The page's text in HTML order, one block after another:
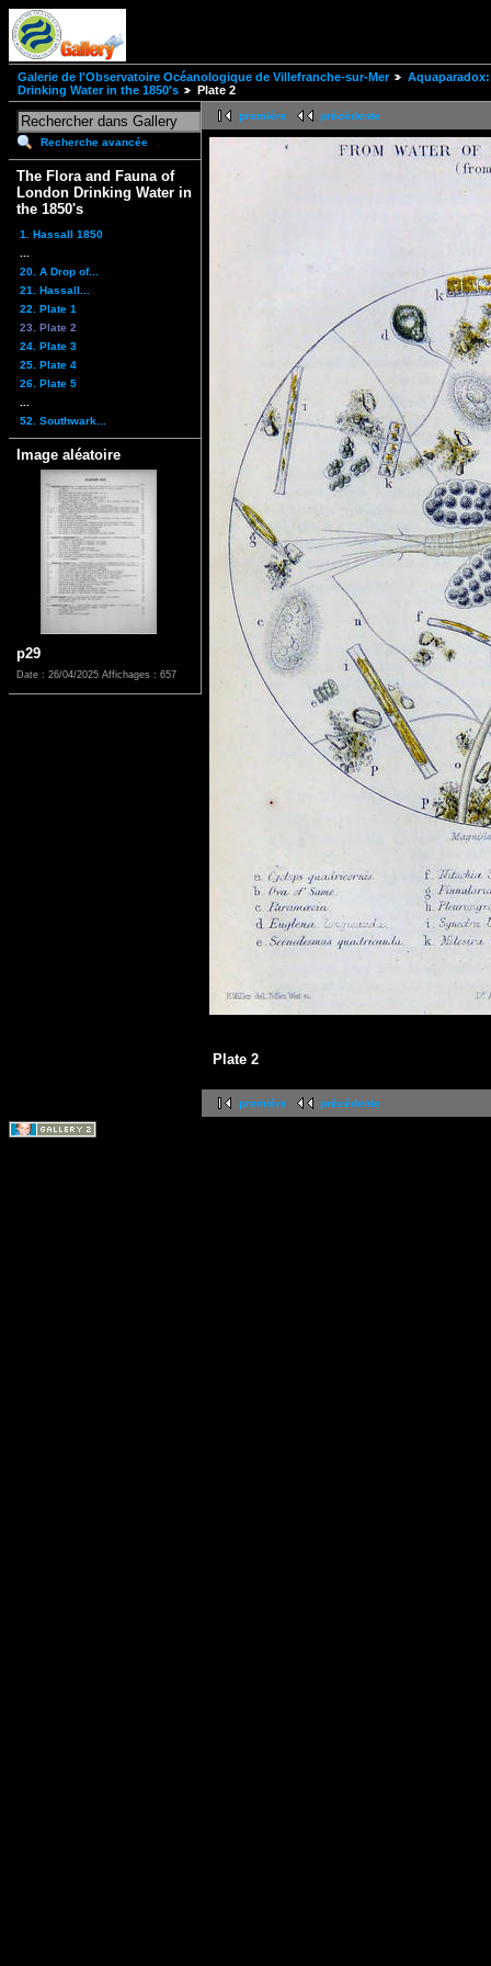
Galerie de l'Observatoire Océanologique de Villefranche-sur-Mer
Drinking Water in the 1850's
Plate 2
Recherche avancée
The Flora and Fauna of
London Drinking Water in
the 1850's
1. Hassall 1850
20. A Drop of...
21. Hassall...
22. Plate 1
23. Plate 2
24. Plate 3
25. Plate 4
26. Plate 5
52. Southwark...
Image aléatoire
p29
Date : 26/04/2025 Affichages : 657
première précédente
Plate 2
première précédente